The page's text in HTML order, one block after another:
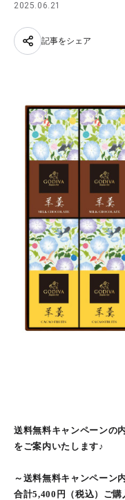
2025.06.21
記事をシェア
送料無料キャンペーンの
をご案内いたします♪
～送料無料キャンペーン
合計5,400円（税込）ご